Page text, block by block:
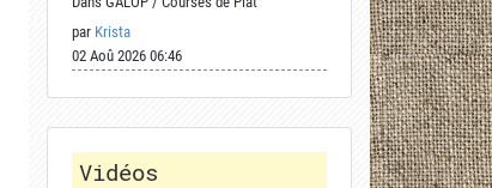
par Krista
02 Aoû 2026 06:46
Vidéos